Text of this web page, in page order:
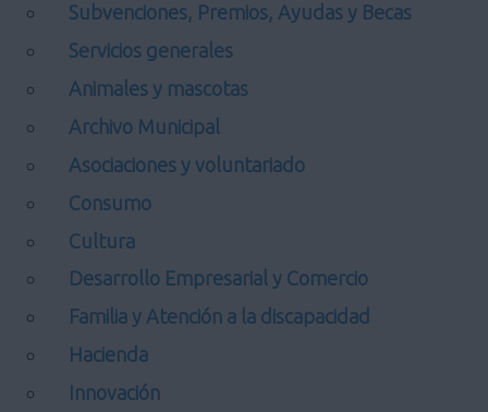
Subvenciones, Premios, Ayudas y Becas
Servicios generales
Animales y mascotas
Archivo Municipal
Asociaciones y voluntariado
Consumo
Cultura
Desarrollo Empresarial y Comercio
Familia y Atención a la discapacidad
Hacienda
Innovación